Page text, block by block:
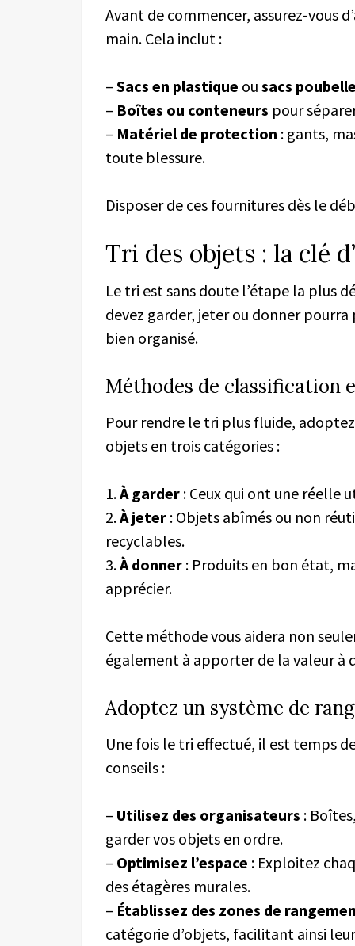
Avant de commencer, assurez-vous
main. Cela inclut :
– Sacs en plastique ou sacs
– Boîtes ou conteneurs pour
– Matériel de protection : gants,
toute blessure.
Disposer de ces fournitures dès le
Tri des objets : la clé
Le tri est sans doute l’étape la plus
devez garder, jeter ou donner
bien organisé.
Méthodes de classification
Pour rendre le tri plus fluide,
objets en trois catégories :
1.À garder : Ceux qui ont une réelle
2.À jeter : Objets abîmés ou non
recyclables.
3.À donner : Produits en bon état,
apprécier.
Cette méthode vous aidera non
également à apporter de la valeur à
Adoptez un système de
Une fois le tri effectué, il est temps
conseils :
– Utilisez des organisateurs :
garder vos objets en ordre.
– Optimisez l’espace : Exploitez
des étagères murales.
– Établissez des zones de
catégorie d’objets, facilitant ainsi